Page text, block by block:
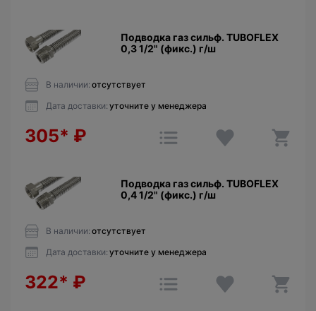
Подводка газ сильф. TUBOFLEX
0,3 1/2" (фикс.) г/ш
В наличии: отсутствует
Дата доставки: уточните у менеджера
305* ₽
Подводка газ сильф. TUBOFLEX
0,4 1/2" (фикс.) г/ш
В наличии: отсутствует
Дата доставки: уточните у менеджера
322* ₽